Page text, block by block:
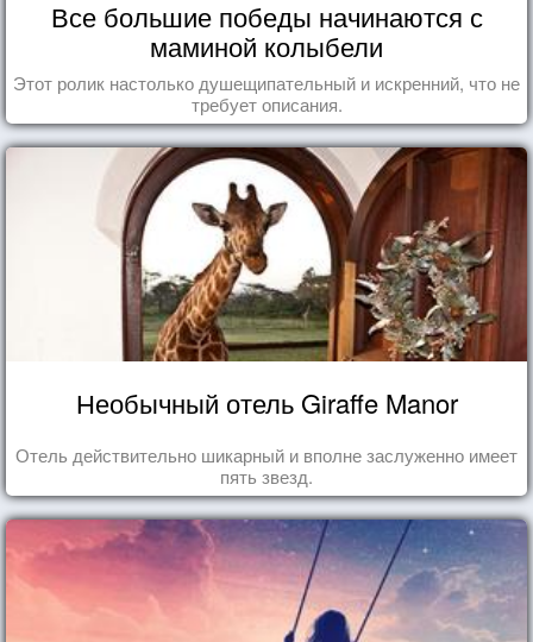
Все большие победы начинаются с
маминой колыбели
Этот ролик настолько душещипательный и искренний, что не
требует описания.
Необычный отель Giraffe Manor
Отель действительно шикарный и вполне заслуженно имеет
пять звезд.